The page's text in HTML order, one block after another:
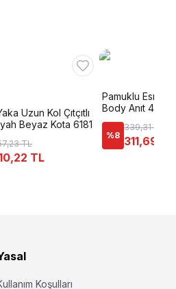
Uzun Kol Çıtçıtlı
Beyaz Kota 6181
TL
TL
Pamuklu Esnek
Body Anıt 4056
%8
339,31 TL
311,69 TL
Koşulları